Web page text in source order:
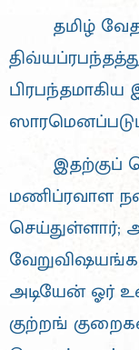
தமிழ்
இதற்குப்
மணிப்ரவாள
செய்துள்ளார்;
அடியேன் ஓர்
குற்றங்